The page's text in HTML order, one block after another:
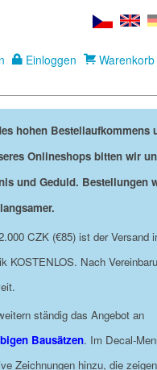
Einloggen
hohen Bestellaufkommens
Onlineshops bitten wir
und Geduld. Bestellungen
CZK (€85) ist der Versand
KOSTENLOS. Nach
ständig das Angebot an
Bausätzen. Im Decal-
Zeichnungen hinzu, die